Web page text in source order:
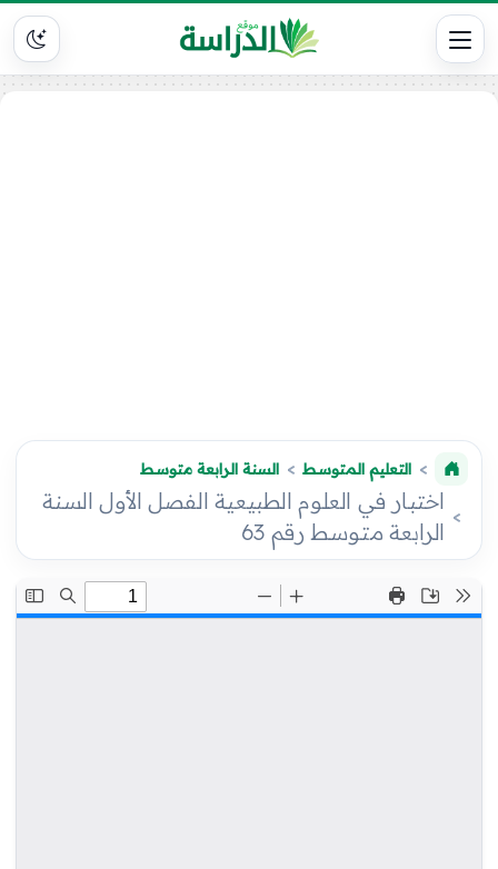
التعليم المتوسط السنة الرابعة متوسط
اختبار في العلوم الطبيعية الفصل الأول السنة
الرابعة متوسط رقم 63